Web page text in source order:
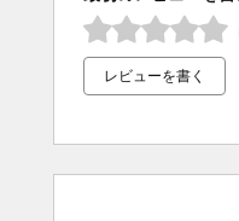
レビューを書く